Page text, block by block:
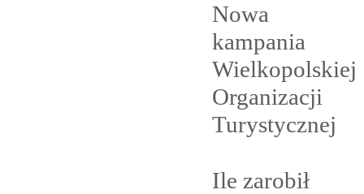
Nowa
kampania
Wielkopolskiej
Organizacji
Turystycznej
Ile zarobił